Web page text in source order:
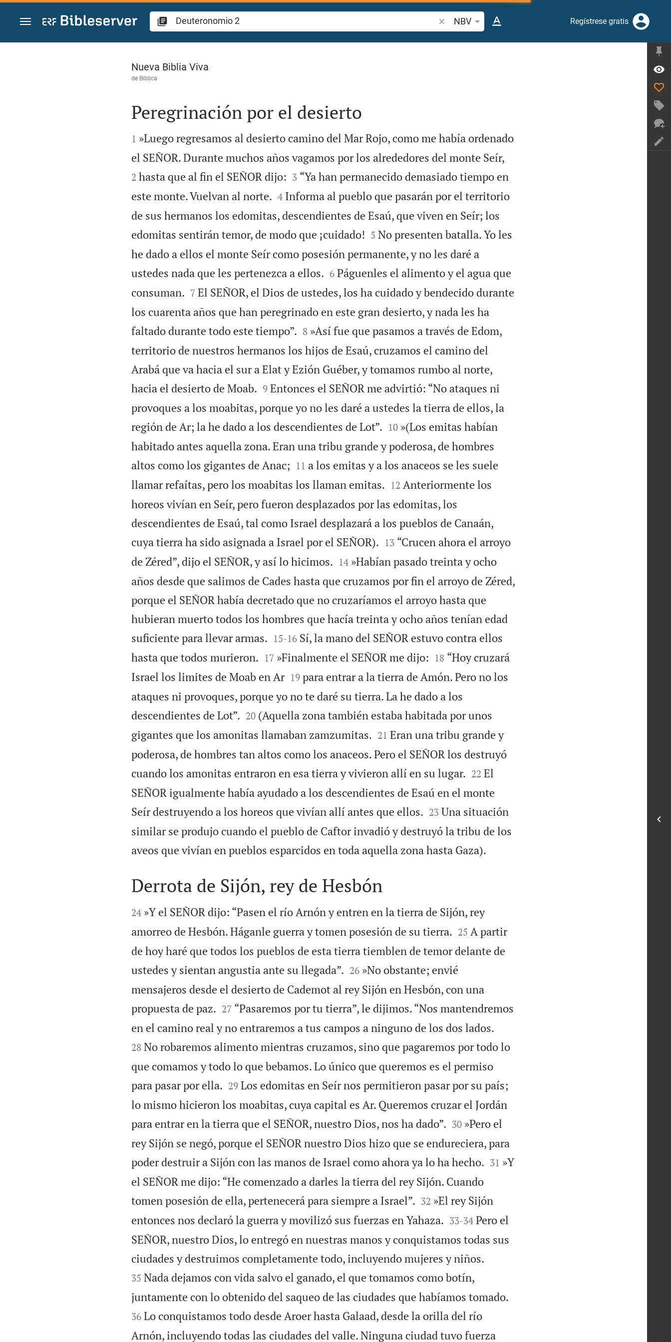
Ir a un contenido
Buscar versículo bíblico o palabra
NBV Regístrese gratis
Deuteronomio 2
Nueva Biblia Viva
de Biblica

Peregrinación por el desierto

1 »Luego regresamos al desierto camino del Mar Rojo, como me había ordenado
el SEÑOR. Durante muchos años vagamos por los alrededores del monte Seír,
2 hasta que al fin el SEÑOR dijo:
3 “Ya han permanecido demasiado tiempo en
este monte. Vuelvan al norte.
4 Informa al pueblo que pasarán por el territorio
de sus hermanos los edomitas, descendientes de Esaú, que viven en Seír; los
edomitas sentirán temor, de modo que ¡cuidado!
5 No presenten batalla. Yo les
he dado a ellos el monte Seír como posesión permanente, y no les daré a
ustedes nada que les pertenezca a ellos.
6 Páguenles el alimento y el agua que
consuman.
7 El SEÑOR, el Dios de ustedes, los ha cuidado y bendecido durante
los cuarenta años que han peregrinado en este gran desierto, y nada les ha
faltado durante todo este tiempo”.
8 »Así fue que pasamos a través de Edom,
territorio de nuestros hermanos los hijos de Esaú, cruzamos el camino del
Arabá que va hacia el sur a Elat y Ezión Guéber, y tomamos rumbo al norte,
hacia el desierto de Moab.
9 Entonces el SEÑOR me advirtió: “No ataques ni
provoques a los moabitas, porque yo no les daré a ustedes la tierra de ellos, la
región de Ar; la he dado a los descendientes de Lot”.
10 »(Los emitas habían
habitado antes aquella zona. Eran una tribu grande y poderosa, de hombres
altos como los gigantes de Anac;
11 a los emitas y a los anaceos se les suele
llamar refaítas, pero los moabitas los llaman emitas.
12 Anteriormente los
horeos vivían en Seír, pero fueron desplazados por las edomitas, los
descendientes de Esaú, tal como Israel desplazará a los pueblos de Canaán,
cuya tierra ha sido asignada a Israel por el SEÑOR).
13 “Crucen ahora el arroyo
de Zéred”, dijo el SEÑOR, y así lo hicimos.
14 »Habían pasado treinta y ocho
años desde que salimos de Cades hasta que cruzamos por fin el arroyo de Zéred,
porque el SEÑOR había decretado que no cruzaríamos el arroyo hasta que
hubieran muerto todos los hombres que hacía treinta y ocho años tenían edad
suficiente para llevar armas.
15-16 Sí, la mano del SEÑOR estuvo contra ellos
hasta que todos murieron.
17 »Finalmente el SEÑOR me dijo:
18 “Hoy cruzará
Israel los limites de Moab en Ar
19 para entrar a la tierra de Amón. Pero no los
ataques ni provoques, porque yo no te daré su tierra. La he dado a los
descendientes de Lot”.
20 (Aquella zona también estaba habitada por unos
gigantes que los amonitas llamaban zamzumitas.
21 Eran una tribu grande y
poderosa, de hombres tan altos como los anaceos. Pero el SEÑOR los destruyó
cuando los amonitas entraron en esa tierra y vivieron allí en su lugar.
22 El
SEÑOR igualmente había ayudado a los descendientes de Esaú en el monte
Seír destruyendo a los horeos que vivían allí antes que ellos.
23 Una situación
similar se produjo cuando el pueblo de Caftor invadió y destruyó la tribu de los
aveos que vivían en pueblos esparcidos en toda aquella zona hasta Gaza).

Derrota de Sijón, rey de Hesbón

24 »Y el SEÑOR dijo: “Pasen el río Arnón y entren en la tierra de Sijón, rey
amorreo de Hesbón. Háganle guerra y tomen posesión de su tierra.
25 A partir
de hoy haré que todos los pueblos de esta tierra tiemblen de temor delante de
ustedes y sientan angustia ante su llegada”.
26 »No obstante; envié
mensajeros desde el desierto de Cademot al rey Sijón en Hesbón, con una
propuesta de paz.
27 “Pasaremos por tu tierra”, le dijimos. “Nos mantendremos
en el camino real y no entraremos a tus campos a ninguno de los dos lados.
28 No robaremos alimento mientras cruzamos, sino que pagaremos por todo lo
que comamos y todo lo que bebamos. Lo único que queremos es el permiso
para pasar por ella.
29 Los edomitas en Seír nos permitieron pasar por su país;
lo mismo hicieron los moabitas, cuya capital es Ar. Queremos cruzar el Jordán
para entrar en la tierra que el SEÑOR, nuestro Dios, nos ha dado”.
30 »Pero el
rey Sijón se negó, porque el SEÑOR nuestro Dios hizo que se endureciera, para
poder destruir a Sijón con las manos de Israel como ahora ya lo ha hecho.
31 »Y
el SEÑOR me dijo: “He comenzado a darles la tierra del rey Sijón. Cuando
tomen posesión de ella, pertenecerá para siempre a Israel”.
32 »El rey Sijón
entonces nos declaró la guerra y movilizó sus fuerzas en Yahaza.
33-34 Pero el
SEÑOR, nuestro Dios, lo entregó en nuestras manos y conquistamos todas sus
ciudades y destruimos completamente todo, incluyendo mujeres y niños.
35 Nada dejamos con vida salvo el ganado, el que tomamos como botín,
juntamente con lo obtenido del saqueo de las ciudades que habíamos tomado.
36 Lo conquistamos todo desde Aroer hasta Galaad, desde la orilla del río
Arnón, incluyendo todas las ciudades del valle. Ninguna ciudad tuvo fuerza